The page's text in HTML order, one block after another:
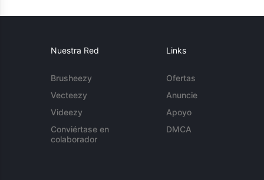
Nuestra Red
Brusheezy
Vecteezy
Videezy
Conviértase en
colaborador
Links
Ofertas
Anuncie
Apoyo
DMCA